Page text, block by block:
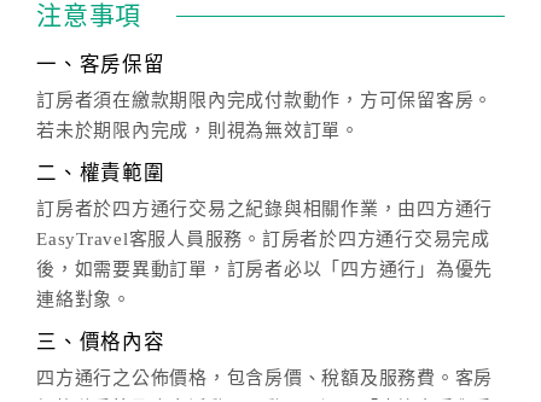
注意事項
一、客房保留
訂房者須在繳款期限內完成付款動作，方可保留客房。
若未於期限內完成，則視為無效訂單。
二、權責範圍
訂房者於四方通行交易之紀錄與相關作業，由四方通行
EasyTravel客服人員服務。訂房者於四方通行交易完成
後，如需要異動訂單，訂房者必以「四方通行」為優先
連絡對象。
三、價格內容
四方通行之公佈價格，包含房價、稅額及服務費。客房